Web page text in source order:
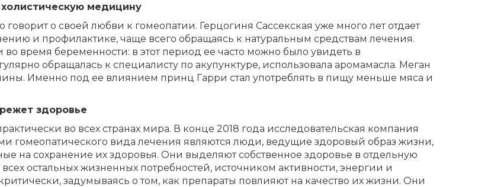
медицину
о своей любви к гомеопатии. Герцогиня Сассекская уже много лет отдает
и профилактике, чаще всего обращаясь к натуральным средствам лечения.
время беременности: в этот период ее часто можно было увидеть в
обращалась к специалисту по акупунктуре, использовала аромамасла. Меган
Именно под ее влиянием принц Гарри стал употреблять в пищу меньше мяса и
здоровье
во всех странах мира. В конце 2018 года исследовательская компания
гомеопатического вида лечения являются люди, ведущие здоровый образ жизни,
на сохранение их здоровья. Они выделяют собственное здоровье в отдельную
остальных жизненных потребностей, источником активности, энергии и
задумываясь о том, как препараты повлияют на качество их жизни. Они